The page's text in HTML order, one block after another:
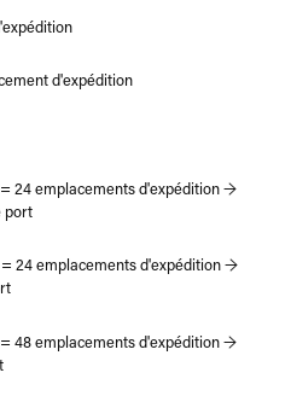
d'expédition
24 emplacements d'expédition →
port
24 emplacements d'expédition →
48 emplacements d'expédition →